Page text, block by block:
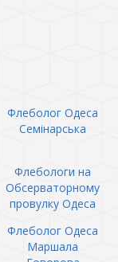
Флеболог Одеса
Семінарська
Флебологи на
Обсерваторному
провулку Одеса
Флеболог Одеса
Маршала